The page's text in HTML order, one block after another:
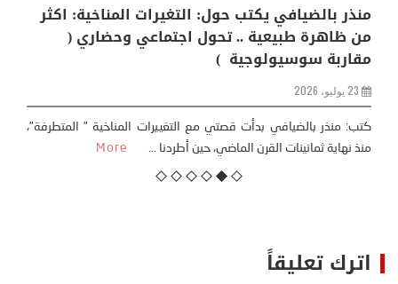
منذر بالضيافي يكتب حول: التغيرات المناخية: اكثر
من ظاهرة طبيعية .. تحول اجتماعي وحضاري (
مقاربة سوسيولوجية )
23 يوليو، 2026
كتب: منذر بالضيافي بدأت قصتي مع التغييرات المناخية ” المتطرفة”،
منذ نهاية ثمانينات القرن الماضي، حين أطردنا ...
More
اترك تعليقاً